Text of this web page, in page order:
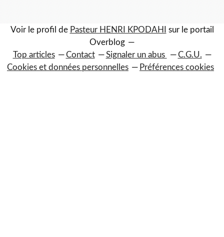
Voir le profil de Pasteur HENRI KPODAHI
sur le portail
Overblog
Top articles
Contact Signaler un abus
C.G.U.
Cookies et données personnelles
Préférences cookies